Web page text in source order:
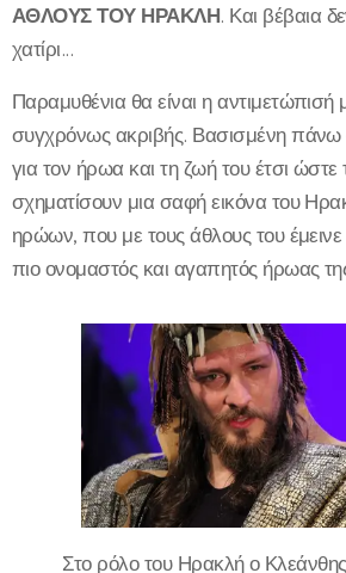
ΑΘΛΟΥΣ ΤΟΥ ΗΡΑΚΛΗ. Και βέβαια
χατίρι...
Παραμυθένια θα είναι η αντιμετώπισή
συγχρόνως ακριβής. Βασισμένη πάνω
για τον ήρωα και τη ζωή του έτσι ώστε
σχηματίσουν μια σαφή εικόνα του
ηρώων, που με τους άθλους του
πιο ονομαστός και αγαπητός ήρωας
Στο ρόλο του Ηρακλή ο